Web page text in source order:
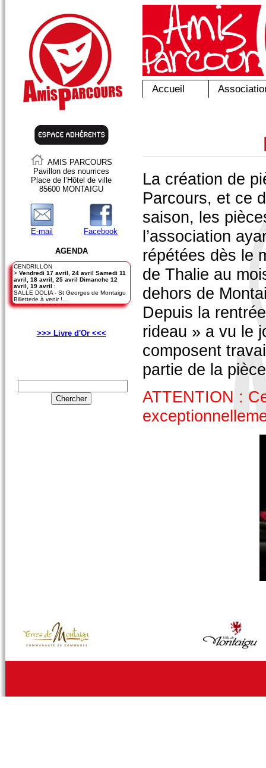
Accueil
La création de
Parcours, et ce
saison, les
l’association
répétées dès le
de Thalie au
dehors de
Depuis la
rideau » a vu le
composent
partie de la
ATTENTION :
AMIS PARCOURS
Pavillon des nourrices
Place de l’Hôtel de ville
85600 MONTAIGU
E-mail Facebook
AGENDA
CENDRILLON
> Vendredi 17 avril, 24 avril Samedi 11
avril, 18 avril, 25 avril Dimanche 12
avril, 19 avril :
SALLE DOLIA - St Georges de Montaigu
Billetterie à venir !...
>>> Livre d'Or <<<